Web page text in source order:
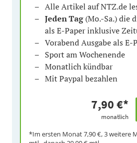
Alle Artikel auf NTZ.de
Jeden Tag(Mo.-Sa.) die
als E-Paper inklusive
Vorabend Ausgabe als E-
Sport am Wochenende
Monatlich kündbar
Mit Paypal bezahlen
7,90 €*
monatlich
*Im ersten Monat7,90 €, 3 weitere